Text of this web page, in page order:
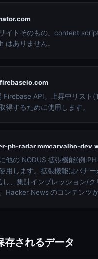
イトそのもの。content
はありません。
Firebase API。上昇中リス
得するために使用します。
ph-radar.mmcarvalho-
他の NODUS 拡張機能(例
用します。拡張機能はバナ
し、集計インプレッション/
Hacker News のコンテンツ
存されるデータ